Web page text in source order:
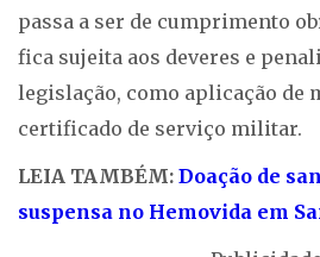
passa a ser de cumprimento
fica sujeita aos deveres e
legislação, como aplicação de
certificado de serviço militar.
LEIA TAMBÉM: Doação de
suspensa no Hemovida em